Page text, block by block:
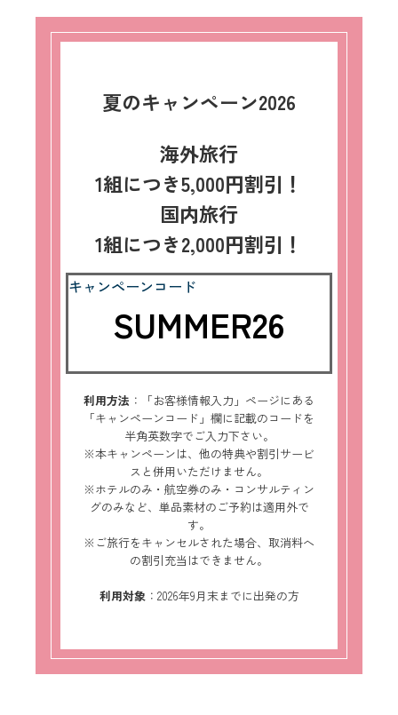
夏のキャンペーン2026
海外旅行
1組につき5,000円割引！
国内旅行
1組につき2,000円割引！
キャンペーンコード
SUMMER26
利用方法 ：「お客様情報入力」ページにある
「キャンペーンコード」欄に記載のコードを
半角英数字でご入力下さい。
※本キャンペーンは、他の特典や割引サービ
スと併用いただけません。
※ホテルのみ・航空券のみ・コンサルティン
グのみなど、単品素材のご予約は適用外で
す。
※ご旅行をキャンセルされた場合、取消料へ
の割引充当はできません。
利用対象：2026年9月末までに出発の方